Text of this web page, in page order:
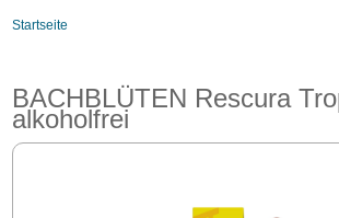
Startseite
BACHBLÜTEN Rescura
alkoholfrei